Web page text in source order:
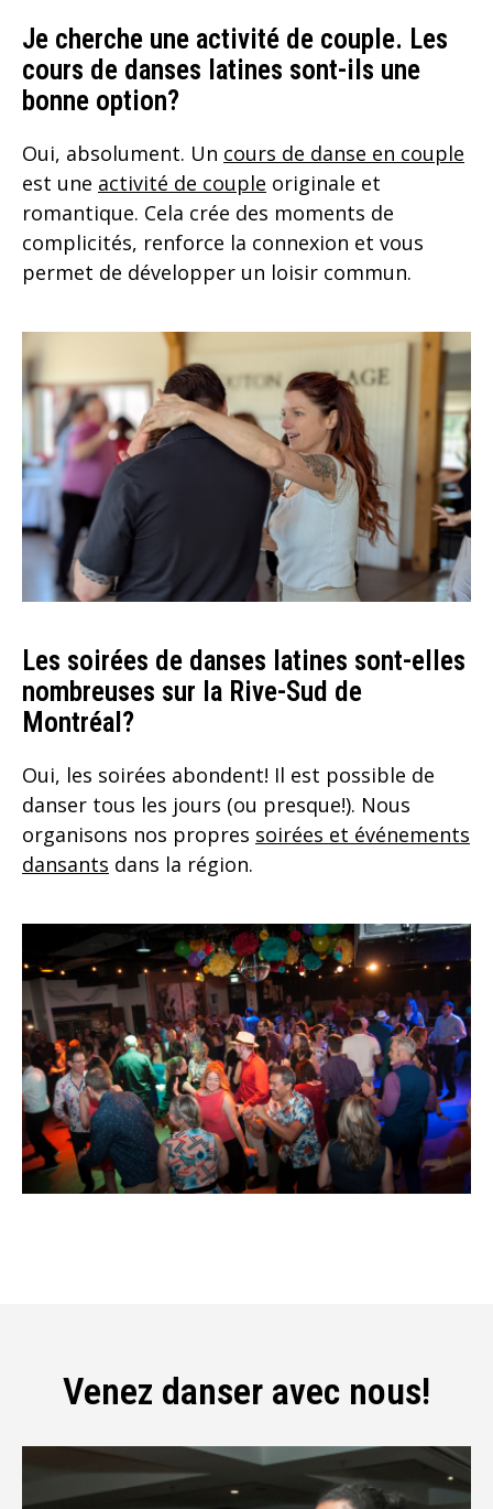
Je cherche une activité de couple. Les
cours de danses latines sont-ils une
bonne option?
Oui, absolument. Un cours de danse en couple
est une activité de couple originale et
romantique. Cela crée des moments de
complicités, renforce la connexion et vous
permet de développer un loisir commun.
Les soirées de danses latines sont-elles
nombreuses sur la Rive-Sud de
Montréal?
Oui, les soirées abondent! Il est possible de
danser tous les jours (ou presque!). Nous
organisons nos propres soirées et événements
dansants dans la région.
Venez danser avec nous!